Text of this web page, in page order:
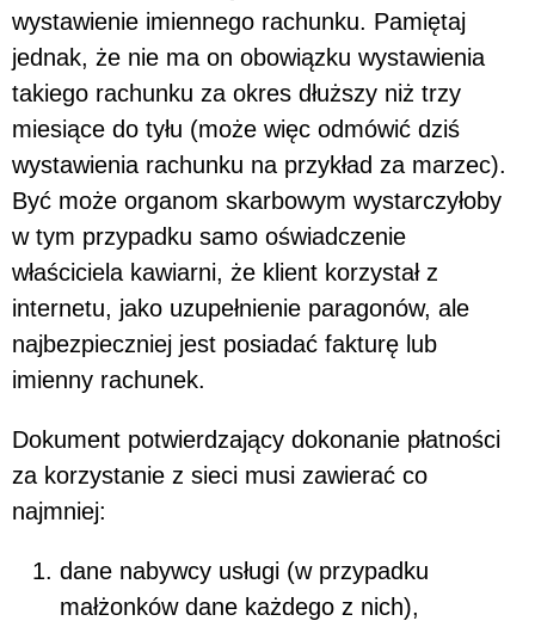
wystawienie imiennego rachunku. Pamiętaj
jednak, że nie ma on obowiązku wystawienia
takiego rachunku za okres dłuższy niż trzy
miesiące do tyłu (może więc odmówić dziś
wystawienia rachunku na przykład za marzec).
Być może organom skarbowym wystarczyłoby
w tym przypadku samo oświadczenie
właściciela kawiarni, że klient korzystał z
internetu, jako uzupełnienie paragonów, ale
najbezpieczniej jest posiadać fakturę lub
imienny rachunek.
Dokument potwierdzający dokonanie płatności
za korzystanie z sieci musi zawierać co
najmniej:
dane nabywcy usługi (w przypadku
małżonków dane każdego z nich),